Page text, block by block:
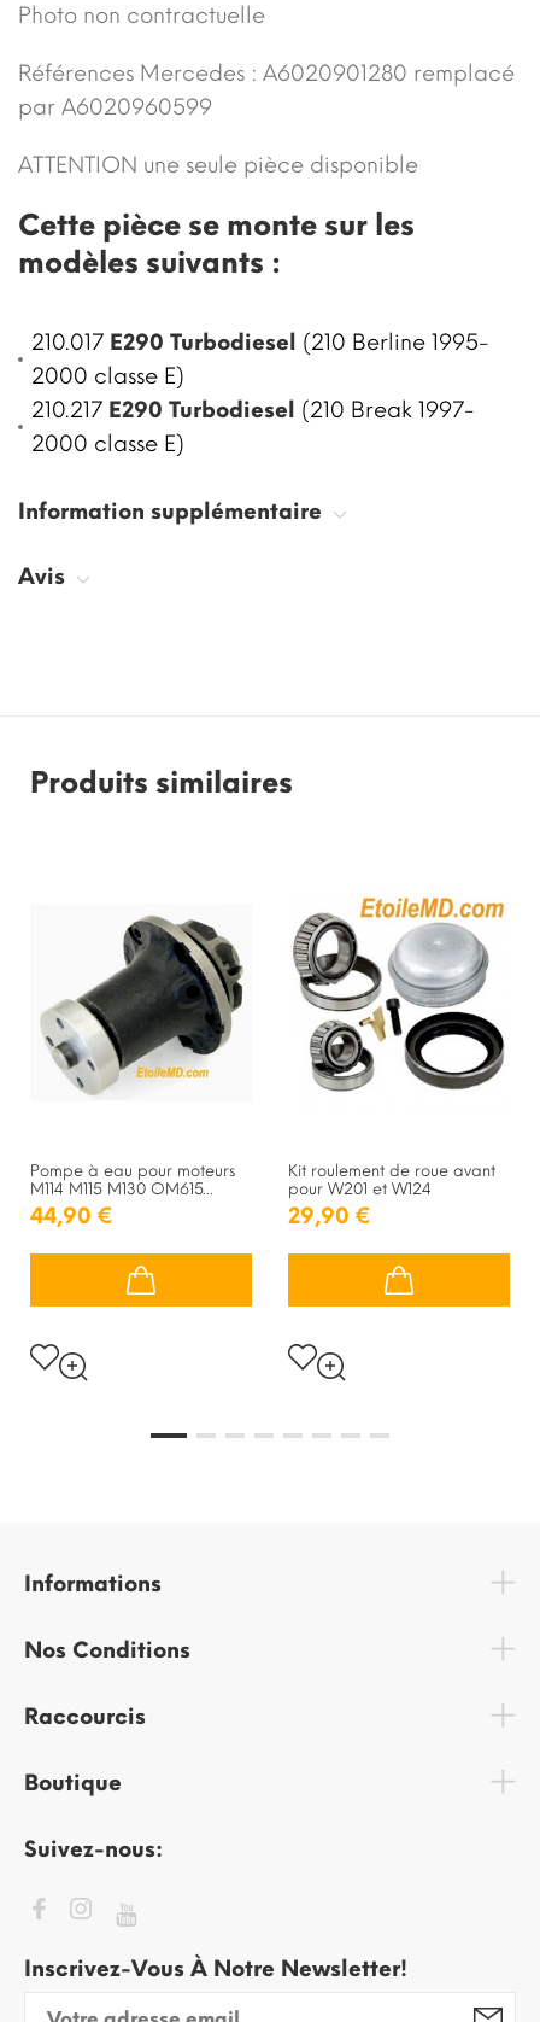
Photo non contractuelle
Références Mercedes : A6020901280 remplacé
par A6020960599
ATTENTION une seule pièce disponible
Cette pièce se monte sur les
modèles suivants :
210.017 E290 Turbodiesel (210 Berline 1995-
2000 classe E)
210.217 E290 Turbodiesel (210 Break 1997-
2000 classe E)
Information supplémentaire
Avis
Produits similaires
Pompe à eau pour moteurs
M114 M115 M130 OM615...
44,90 €
Kit roulement de roue avant
pour W201 et W124
29,90 €
Informations
Nos Conditions
Raccourcis
Boutique
Suivez-nous:
Inscrivez-Vous À Notre Newsletter!